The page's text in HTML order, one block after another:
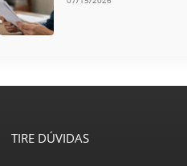
TIRE DÚVIDAS